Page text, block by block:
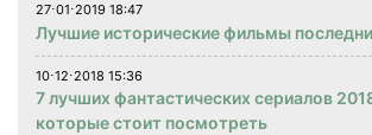
27⋅01⋅2019 18:47
Лучшие исторические фильмы
10⋅12⋅2018 15:36
7 лучших фантастических сериалов
которые стоит посмотреть